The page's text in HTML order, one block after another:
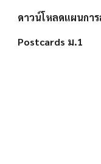
ดาวน์โหลดแผนกา
Postcards ม.1